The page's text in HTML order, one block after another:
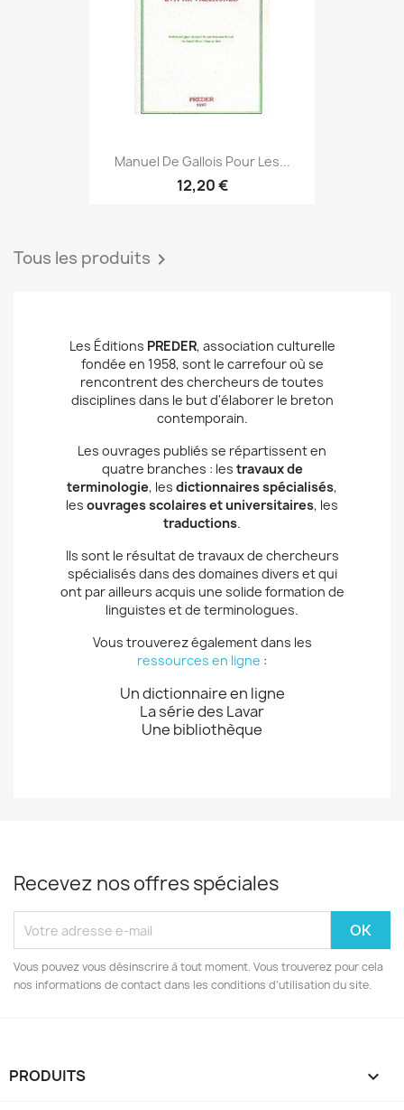
Manuel De Gallois Pour Les...
12,20 €
Tous les produits 
Les Éditions PREDER, association culturelle
fondée en 1958, sont le carrefour où se
rencontrent des chercheurs de toutes
disciplines dans le but d'élaborer le breton
contemporain.
Les ouvrages publiés se répartissent en
quatre branches : les travaux de
terminologie, les dictionnaires spécialisés,
les ouvrages scolaires et universitaires, les
traductions.
Ils sont le résultat de travaux de chercheurs
spécialisés dans des domaines divers et qui
ont par ailleurs acquis une solide formation de
linguistes et de terminologues.
Vous trouverez également dans les
ressources en ligne :
Un dictionnaire en ligne
La série des Lavar
Une bibliothèque
Recevez nos offres spéciales
Vous pouvez vous désinscrire à tout moment. Vous trouverez pour cela
nos informations de contact dans les conditions d'utilisation du site.
PRODUITS 